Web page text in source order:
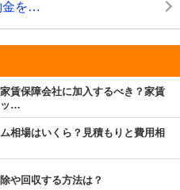
金を…
賃保障会社に加入するべき？家賃
ッ…
相場はいくら？見積もりと費用相
や回収する方法は？